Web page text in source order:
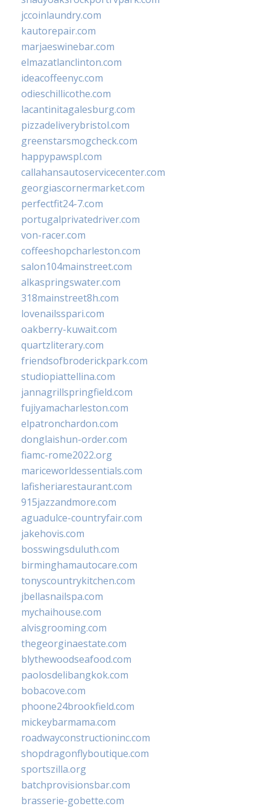
jccoinlaundry.com
kautorepair.com
marjaeswinebar.com
elmazatlanclinton.com
ideacoffeenyc.com
odieschillicothe.com
lacantinitagalesburg.com
pizzadeliverybristol.com
greenstarsmogcheck.com
happypawspl.com
callahansautoservicecenter.com
georgiascornermarket.com
perfectfit24-7.com
portugalprivatedriver.com
von-racer.com
coffeeshopcharleston.com
salon104mainstreet.com
alkaspringswater.com
318mainstreet8h.com
lovenailsspari.com
oakberry-kuwait.com
quartzliterary.com
friendsofbroderickpark.com
studiopiattellina.com
jannagrillspringfield.com
fujiyamacharleston.com
elpatronchardon.com
donglaishun-order.com
fiamc-rome2022.org
mariceworldessentials.com
lafisheriarestaurant.com
915jazzandmore.com
aguadulce-countryfair.com
jakehovis.com
bosswingsduluth.com
birminghamautocare.com
tonyscountrykitchen.com
jbellasnailspa.com
mychaihouse.com
alvisgrooming.com
thegeorginaestate.com
blythewoodseafood.com
paolosdelibangkok.com
bobacove.com
phoone24brookfield.com
mickeybarmama.com
roadwayconstructioninc.com
shopdragonflyboutique.com
sportszilla.org
batchprovisionsbar.com
brasserie-gobette.com